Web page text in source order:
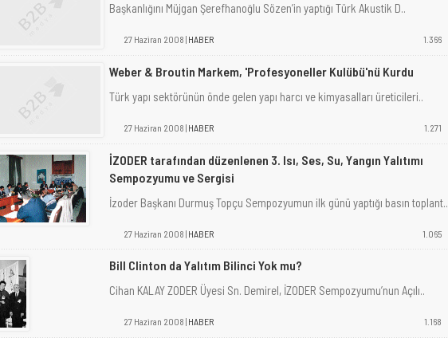
Başkanlığını Müjgan Şerefhanoğlu Sözen’in yaptığı Türk Akustik D..
27 Haziran 2008 | HABER 1.366
Weber & Broutin Markem, 'Profesyoneller Kulübü'nü Kurdu
Türk yapı sektörünün önde gelen yapı harcı ve kimyasalları üreticileri..
27 Haziran 2008 | HABER 1.271
İZODER tarafından düzenlenen 3. Isı, Ses, Su, Yangın Yalıtımı
Sempozyumu ve Sergisi
İzoder Başkanı Durmuş Topçu Sempozyumun ilk günü yaptığı basın toplant..
27 Haziran 2008 | HABER 1.065
Bill Clinton da Yalıtım Bilinci Yok mu?
Cihan KALAY ZODER Üyesi Sn. Demirel, İZODER Sempozyumu’nun Açılı..
27 Haziran 2008 | HABER 1.168